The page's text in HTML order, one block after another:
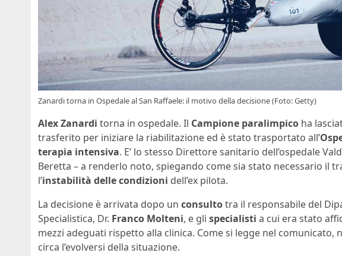
Zanardi torna in Ospedale al San Raffaele: il motivo della decisione (Foto: Getty)
Alex Zanardi torna in ospedale. Il Campione paralimpico ha
trasferito per iniziare la riabilitazione ed è stato trasportato all’
terapia intensiva. E’ lo stesso Direttore sanitario dell’ospedale
Beretta – a renderlo noto, spiegando come sia stato necessario il
l’instabilità delle condizioni dell’ex pilota.
La decisione è arrivata dopo un consultotra il responsabile del
Specialistica, Dr. Franco Molteni, e gli specialisti a cui era stato
mezzi adeguati rispetto alla clinica. Come si legge nel
circa l’evolversi della situazione.